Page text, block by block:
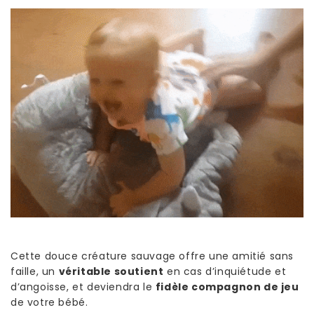
Cette douce créature sauvage offre une amitié sans
faille, un véritable soutient en cas d’inquiétude et
d’angoisse, et deviendra le fidèle compagnon de jeu
de votre bébé.